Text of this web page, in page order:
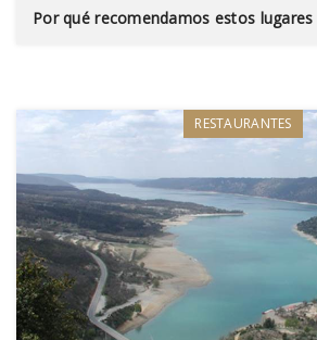
Por qué recomendamos estos lugares
RESTAURANTES